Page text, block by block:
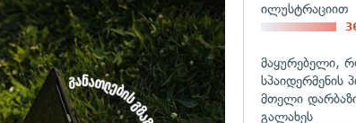
ილუსტრაციით
მაყურებელი,
სპაიდერმენის
მთელი
გალახეს